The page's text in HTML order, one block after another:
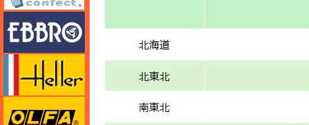
エレール